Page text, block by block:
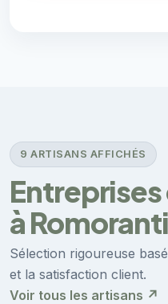
9 ARTISANS AFFICHÉS
à
Sélection rigoureuse
et la satisfaction client.
Voir tous les artisans ↗